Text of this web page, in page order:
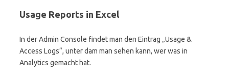
Usage Reports in Excel
In der Admin Console findet man den Eintrag „Usage &
Access Logs“, unter dam man sehen kann, wer was in
Analytics gemacht hat.